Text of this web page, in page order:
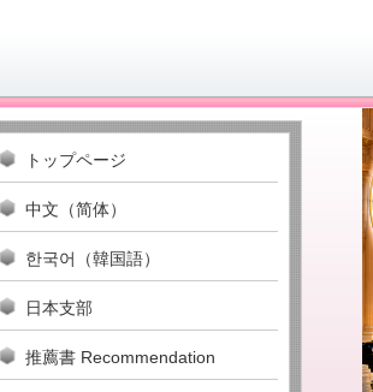
トップページ
中文（简体）
한국어（韓国語）
日本支部
推薦書 Recommendation